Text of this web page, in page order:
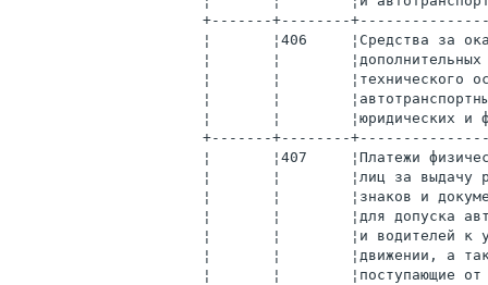
+-------+--------
¦       ¦406     ¦Средства за
¦       ¦
¦       ¦
¦       ¦
¦       ¦
+-------+--------
¦       ¦407     ¦Платежи
¦       ¦        ¦лиц за
¦       ¦        ¦знаков и
¦       ¦        ¦для допуска
¦       ¦        ¦и водителей
¦       ¦        ¦движении, а
¦       ¦        ¦поступающие